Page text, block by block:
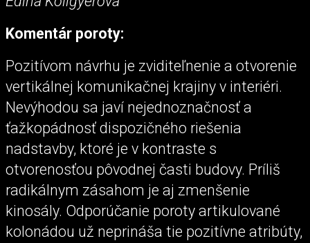
Komentár poroty:
Pozitívom návrhu je zviditeľnenie a otvorenie
vertikálnej komunikačnej krajiny v interiéri.
Nevýhodou sa javí nejednoznačnosť a
ťažkopádnosť dispozičného riešenia
nadstavby, ktoré je v kontraste s
otvorenosťou pôvodnej časti budovy. Príliš
radikálnym zásahom je aj zmenšenie
kinosály. Odporúčanie poroty artikulované
kolonádou už neprináša tie pozitívne atribúty,